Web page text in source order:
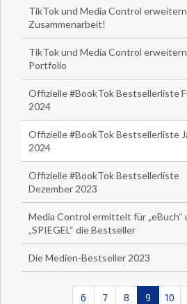
TikTok und Media Control
Zusammenarbeit!
TikTok und Media Control
Portfolio
Offizielle #BookTok Bestsellerliste
2024
Offizielle #BookTok Bestsellerliste
2024
Offizielle #BookTok Bestsellerliste
Dezember 2023
Media Control ermittelt für „eBuch“
„SPIEGEL“ die Bestseller
Die Medien-Bestseller 2023
6 7 8 9 10